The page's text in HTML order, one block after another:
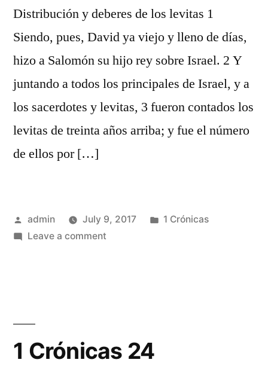
Distribución y deberes de los levitas 1
Siendo, pues, David ya viejo y lleno de días,
hizo a Salomón su hijo rey sobre Israel. 2 Y
juntando a todos los principales de Israel, y a
los sacerdotes y levitas, 3 fueron contados los
levitas de treinta años arriba; y fue el número
de ellos por […]
Posted
by
admin July 9, 2017
Posted
1 Crónicas
Leave a commenton
1 Crónicas 24